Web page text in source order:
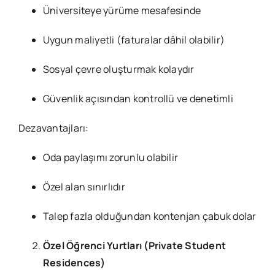
Üniversiteye yürüme mesafesinde
Uygun maliyetli (faturalar dâhil olabilir)
Sosyal çevre oluşturmak kolaydır
Güvenlik açısından kontrollü ve denetimli
Dezavantajları:
Oda paylaşımı zorunlu olabilir
Özel alan sınırlıdır
Talep fazla olduğundan kontenjan çabuk dolar
Özel Öğrenci Yurtları (Private Student
Residences)